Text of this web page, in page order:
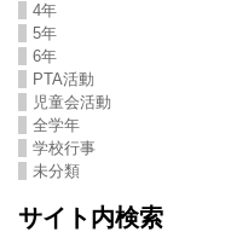
4年
5年
6年
PTA活動
児童会活動
全学年
学校行事
未分類
サイト内検索